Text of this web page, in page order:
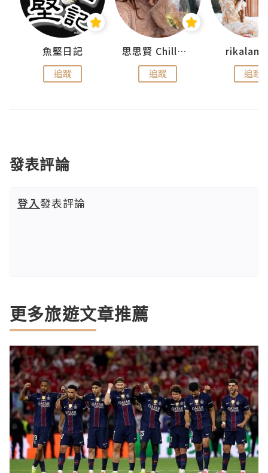
魚堅日記
追蹤
思思賢 ChillMyBabe
追蹤 追蹤
發表評論
登入發表評論
更多旅遊文章推薦